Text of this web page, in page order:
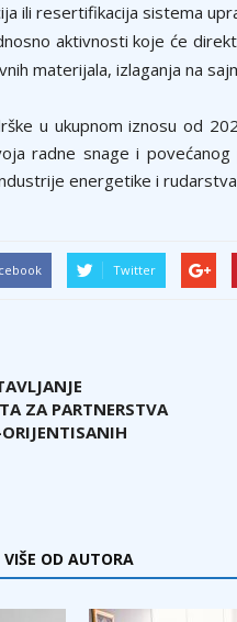
ili resertifikacija sistema
aktivnosti koje će
materijala, izlaganja na
u ukupnom iznosu od
radne snage i
energetike i rudarstva
Twitter
ZA PARTNERSTVA
VIŠE OD AUTORA